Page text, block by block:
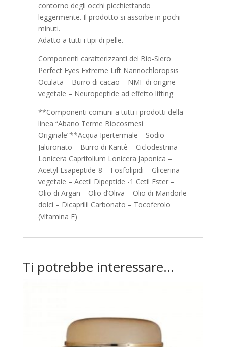
contorno degli occhi picchiettando
leggermente. Il prodotto si assorbe in pochi
minuti.
Adatto a tutti i tipi di pelle.
Componenti caratterizzanti del Bio-Siero
Perfect Eyes Extreme Lift Nannochloropsis
Oculata – Burro di cacao – NMF di origine
vegetale – Neuropeptide ad effetto lifting
**Componenti comuni a tutti i prodotti della
linea “Abano Terme Biocosmesi
Originale”**Acqua Ipertermale – Sodio
Jaluronato – Burro di Karitè – Ciclodestrina –
Lonicera Caprifolium Lonicera Japonica –
Acetyl Esapeptide-8 – Fosfolipidi – Glicerina
vegetale – Acetil Dipeptide -1 Cetil Ester –
Olio di Argan – Olio d’Oliva – Olio di Mandorle
dolci – Dicaprilil Carbonato – Tocoferolo
(Vitamina E)
Ti potrebbe interessare…